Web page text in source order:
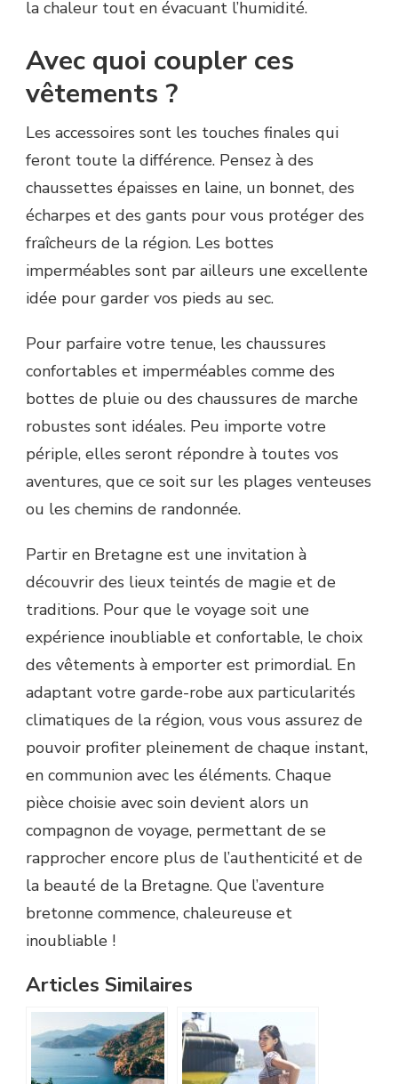
la chaleur tout en évacuant l’humidité.
Avec quoi coupler ces
vêtements ?
Les accessoires sont les touches finales qui
feront toute la différence. Pensez à des
chaussettes épaisses en laine, un bonnet, des
écharpes et des gants pour vous protéger des
fraîcheurs de la région. Les bottes
imperméables sont par ailleurs une excellente
idée pour garder vos pieds au sec.
Pour parfaire votre tenue, les chaussures
confortables et imperméables comme des
bottes de pluie ou des chaussures de marche
robustes sont idéales. Peu importe votre
périple, elles seront répondre à toutes vos
aventures, que ce soit sur les plages venteuses
ou les chemins de randonnée.
Partir en Bretagne est une invitation à
découvrir des lieux teintés de magie et de
traditions. Pour que le voyage soit une
expérience inoubliable et confortable, le choix
des vêtements à emporter est primordial. En
adaptant votre garde-robe aux particularités
climatiques de la région, vous vous assurez de
pouvoir profiter pleinement de chaque instant,
en communion avec les éléments. Chaque
pièce choisie avec soin devient alors un
compagnon de voyage, permettant de se
rapprocher encore plus de l’authenticité et de
la beauté de la Bretagne. Que l’aventure
bretonne commence, chaleureuse et
inoubliable !
Articles Similaires